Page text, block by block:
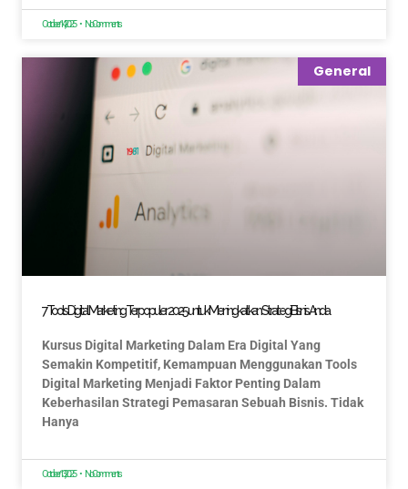
October 14, 2025 No Comments
General
7 Tools Digital Marketing Terpopuler 2025 untuk Meningkatkan Strategi Bisnis Anda
Kursus Digital Marketing Dalam Era Digital Yang
Semakin Kompetitif, Kemampuan Menggunakan Tools
Digital Marketing Menjadi Faktor Penting Dalam
Keberhasilan Strategi Pemasaran Sebuah Bisnis. Tidak
Hanya
October 13, 2025 No Comments